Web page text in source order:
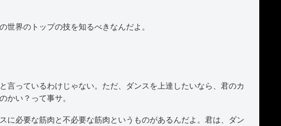
界のトップの技を知るべきなんだよ。
っているわけじゃない。ただ、ダンスを上達したいなら、君のカ
かい？って事サ。
必要な筋肉と不必要な筋肉というものがあるんだよ。君は、ダン